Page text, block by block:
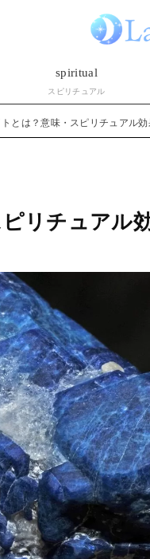
spiritual
スピリチュアル
とは？意味・スピリチュアル
リチュアル